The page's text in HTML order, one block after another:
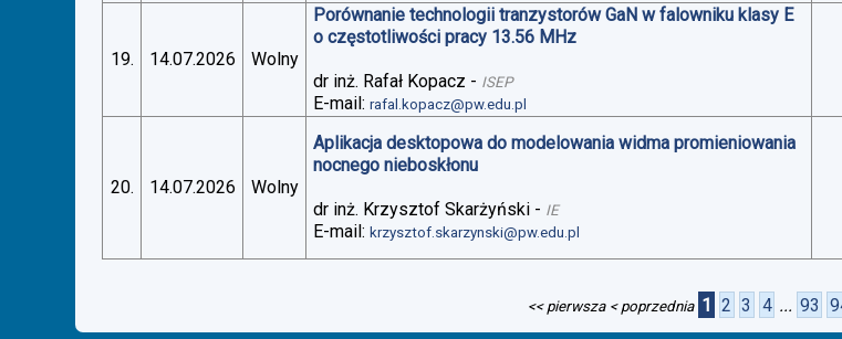
19. 14.07.2026 Wolny
Porównanie technologii tranzystorów GaN w falowniku klasy E
o częstotliwości pracy 13.56 MHz
dr inż. Rafał Kopacz - ISEP
E-mail:rafal.kopacz@pw.edu.pl
20. 14.07.2026 Wolny
Aplikacja desktopowa do modelowania widma promieniowania
nocnego nieboskłonu
dr inż. Krzysztof Skarżyński - IE
E-mail:krzysztof.skarzynski@pw.edu.pl
<< pierwsza < poprzednia 1 2 3 4 ... 93